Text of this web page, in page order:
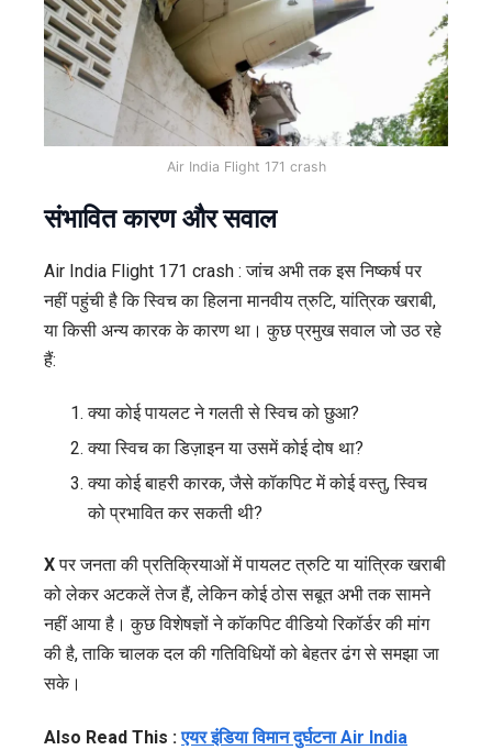
Air India Flight 171 crash
संभावित कारण और सवाल
Air India Flight 171 crash : जांच अभी तक इस निष्कर्ष पर
नहीं पहुंची है कि स्विच का हिलना मानवीय त्रुटि, यांत्रिक खराबी,
या किसी अन्य कारक के कारण था। कुछ प्रमुख सवाल जो उठ रहे
हैं:
क्या कोई पायलट ने गलती से स्विच को छुआ?
क्या स्विच का डिज़ाइन या उसमें कोई दोष था?
क्या कोई बाहरी कारक, जैसे कॉकपिट में कोई वस्तु, स्विच
को प्रभावित कर सकती थी?
Xपर जनता की प्रतिक्रियाओं में पायलट त्रुटि या यांत्रिक खराबी
को लेकर अटकलें तेज हैं, लेकिन कोई ठोस सबूत अभी तक सामने
नहीं आया है। कुछ विशेषज्ञों ने कॉकपिट वीडियो रिकॉर्डर की मांग
की है, ताकि चालक दल की गतिविधियों को बेहतर ढंग से समझा जा
सके।
Also Read This :एयर इंडिया विमान दुर्घटना Air India